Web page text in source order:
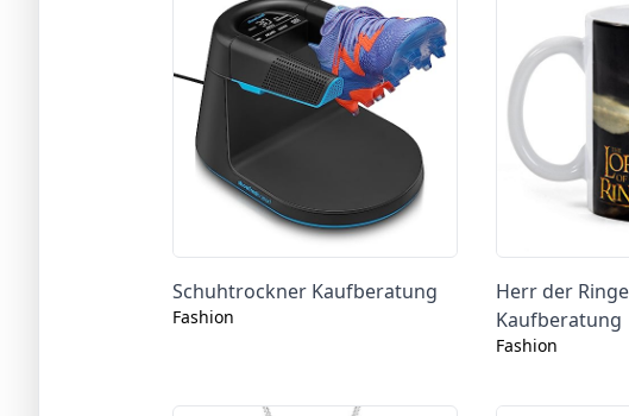
Schuhtrockner Kaufberatung
Fashion
Herr der
Kaufberatung
Fashion